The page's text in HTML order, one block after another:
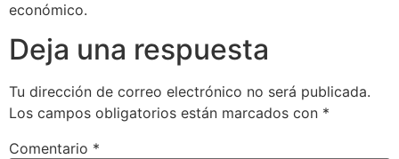
económico.
Deja una respuesta
Tu dirección de correo electrónico no será publicada.
Los campos obligatorios están marcados con *
Comentario *